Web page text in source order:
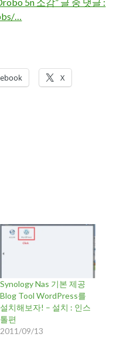
…
X
Synology Nas 기본 제공
Blog Tool WordPress를
설치해보자! – 설치 : 인스
톨편
2011/09/13